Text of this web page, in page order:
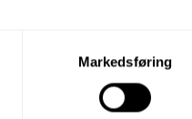
du vil samtykke til ved å
Markedsføring